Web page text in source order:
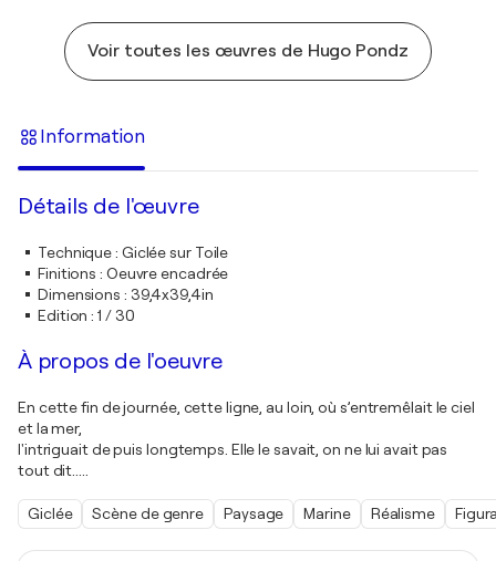
Voir toutes les œuvres de Hugo Pondz
Information
Détails de l'œuvre
Technique: Giclée sur Toile
Finitions : Oeuvre encadrée
Dimensions : 39,4x39,4in
Edition :1 / 30
À propos de l'oeuvre
En cette fin de journée, cette ligne, au loin, où s’entremêlait le ciel
et la mer,
l'intriguait de puis longtemps. Elle le savait, on ne lui avait pas
tout dit.....
Giclée Scène de genre Paysage Marine Réalisme